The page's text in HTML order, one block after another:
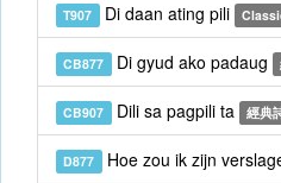
T907 Di daan ating pili
CB877 Di gyud ako padaug
CB907 Dili sa pagpili ta 經典
D877 Hoe zou ik zijn